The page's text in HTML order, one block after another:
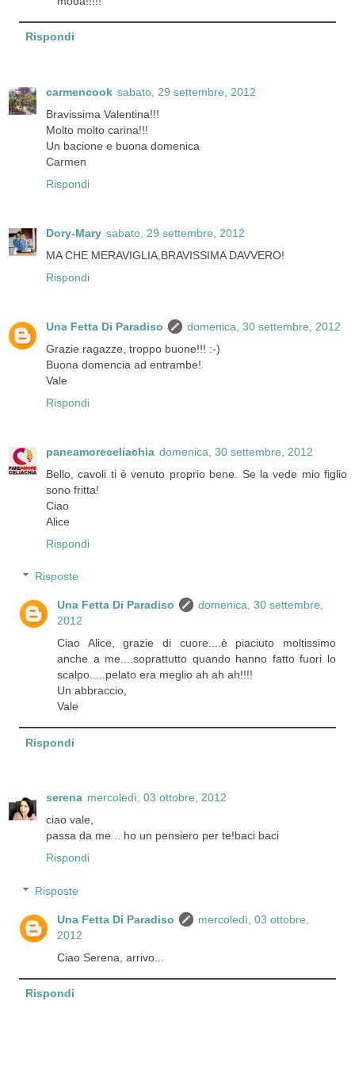
Rispondi
carmencook sabato, 29 settembre, 2012
Bravissima Valentina!!!
Molto molto carina!!!
Un bacione e buona domenica
Carmen
Rispondi
Dory-Mary sabato, 29 settembre, 2012
MA CHE MERAVIGLIA,BRAVISSIMA DAVVERO!
Rispondi
Una Fetta Di Paradiso
domenica, 30 settembre, 2012
Grazie ragazze, troppo buone!!! :-)
Buona domencia ad entrambe!
Vale
Rispondi
paneamoreceliachia domenica, 30 settembre, 2012
Bello, cavoli ti è venuto proprio bene. Se la vede mio figlio
sono fritta!
Ciao
Alice
Rispondi
Risposte
Una Fetta Di Paradiso
domenica, 30 settembre,
2012
Ciao Alice, grazie di cuore....è piaciuto moltissimo
anche a me....soprattutto quando hanno fatto fuori lo
scalpo.....pelato era meglio ah ah ah!!!!
Un abbraccio,
Vale
Rispondi
serena mercoledì, 03 ottobre, 2012
ciao vale,
passa da me .. ho un pensiero per te!baci baci
Rispondi
Risposte
Una Fetta Di Paradiso
mercoledì, 03 ottobre,
2012
Ciao Serena, arrivo...
Rispondi